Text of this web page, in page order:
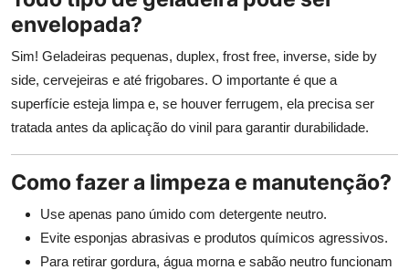
envelopada?
Sim! Geladeiras pequenas, duplex, frost free, inverse, side by
side, cervejeiras e até frigobares. O importante é que a
superfície esteja limpa e, se houver ferrugem, ela precisa ser
tratada antes da aplicação do vinil para garantir durabilidade.
Como fazer a limpeza e manutenção?
Use apenas pano úmido com detergente neutro.
Evite esponjas abrasivas e produtos químicos agressivos.
Para retirar gordura, água morna e sabão neutro funcionam